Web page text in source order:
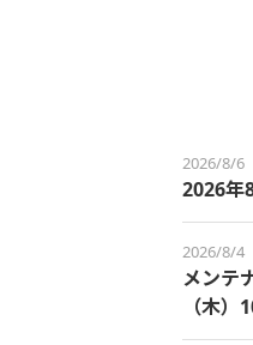
2026/8/6
2026年
2026/8/4
メンテ
（木